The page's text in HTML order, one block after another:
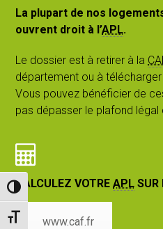
Passer en contraste élevé
Changer la taille de la police
La plupart de nos
ouvrent droit à l’APL.
Le dossier est à retirer à la
département ou à télécharger
Vous pouvez bénéficier de
pas dépasser le plafond légal
CALCULEZ VOTREAPL SUR
www.caf.fr